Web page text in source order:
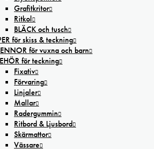
Grafitkritor
Ritkol
BLÄCK och tusch
för skiss & teckning
för vuxna och barn
för teckning
Fixativ
Förvaring
Linjaler
Mallar
Radergummin
Ritbord & Ljusbord
Skärmattor
Vässare